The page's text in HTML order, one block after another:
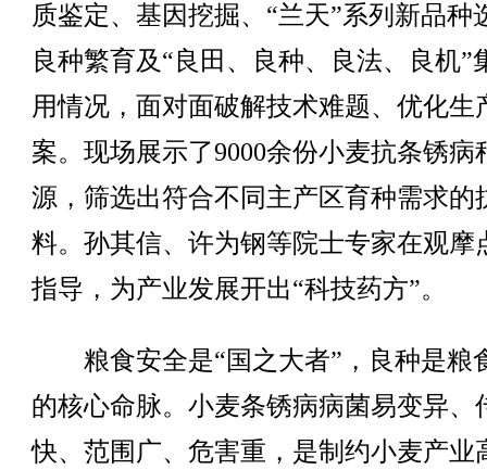
质鉴定、基因挖掘、“兰天”系列新品种
良种繁育及“良田、良种、良法、良机”
用情况，面对面破解技术难题、优化生
案。现场展示了9000余份小麦抗条锈病
源，筛选出符合不同主产区育种需求的
料。孙其信、许为钢等院士专家在观摩
指导，为产业发展开出“科技药方”。
粮食安全是“国之大者”，良种是粮
的核心命脉。小麦条锈病病菌易变异、
快、范围广、危害重，是制约小麦产业